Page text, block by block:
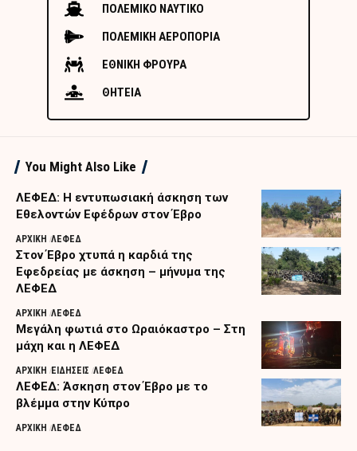
ΠΟΛΕΜΙΚΟ ΝΑΥΤΙΚΟ
ΠΟΛΕΜΙΚΗ ΑΕΡΟΠΟΡΙΑ
ΕΘΝΙΚΗ ΦΡΟΥΡΑ
ΘΗΤΕΙΑ
You Might Also Like
ΛΕΦΕΔ: Η εντυπωσιακή άσκηση των
Εθελοντών Εφέδρων στον Έβρο
ΑΡΧΙΚΗ ΛΕΦΕΔ
Στον Έβρο χτυπά η καρδιά της
Εφεδρείας με άσκηση – μήνυμα της
ΛΕΦΕΔ
ΑΡΧΙΚΗ ΛΕΦΕΔ
Μεγάλη φωτιά στο Ωραιόκαστρο – Στη
μάχη και η ΛΕΦΕΔ
ΑΡΧΙΚΗ ΕΙΔΗΣΕΙΣ ΛΕΦΕΔ
ΛΕΦΕΔ: Άσκηση στον Έβρο με το
βλέμμα στην Κύπρο
ΑΡΧΙΚΗ ΛΕΦΕΔ